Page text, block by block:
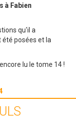
à Fabien
qu'il a
été posées et la
lu le tome 14 !